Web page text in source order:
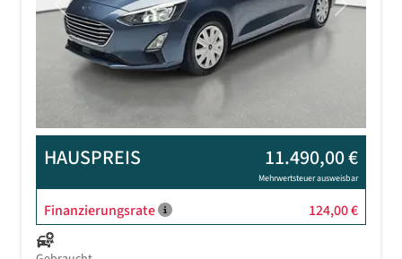
Previous Next
HAUSPREIS 11.490,00 €
Mehrwertsteuer ausweisbar
Finanzierungsrate 124,00 €